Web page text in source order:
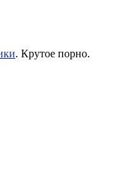
. Крутое порно.